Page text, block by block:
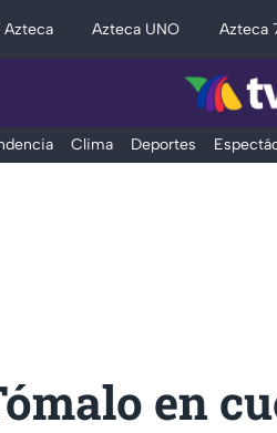
Azteca Azteca UNO Azteca
Clima Deportes
en